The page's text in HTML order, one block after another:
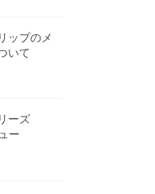
ップのメ
いて
ーズ
ー